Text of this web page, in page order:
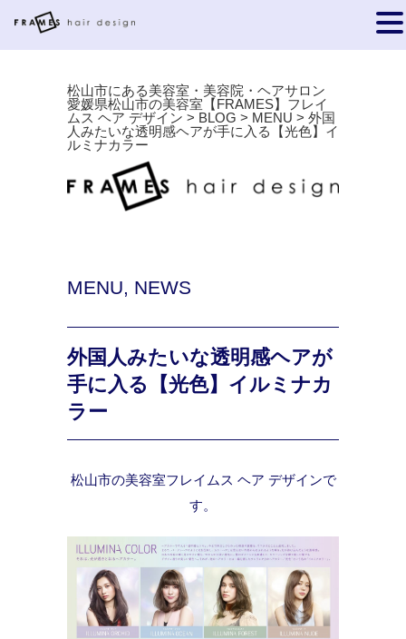
松山市にある美容室・美容院・ヘアサロン
愛媛県松山市の美容室【FRAMES】フレイ
ムス ヘア デザイン > BLOG > MENU > 外国
人みたいな透明感ヘアが手に入る【光色】イ
ルミナカラー
MENU, NEWS
外国人みたいな透明感ヘアが
手に入る【光色】イルミナカ
ラー
松山市の美容室フレイムス ヘア デザインで
す。